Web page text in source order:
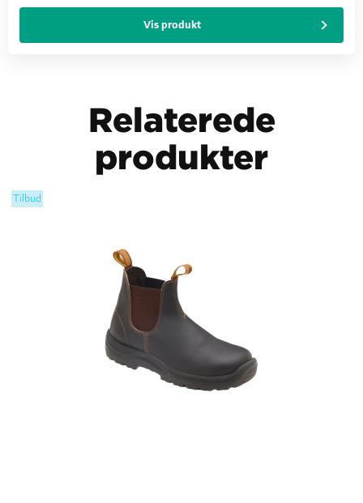
Vis produkt
Relaterede
produkter
Tilbud